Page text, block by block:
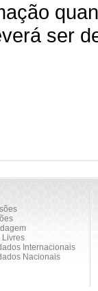
ser
Livres
Internacionais
Nacionais